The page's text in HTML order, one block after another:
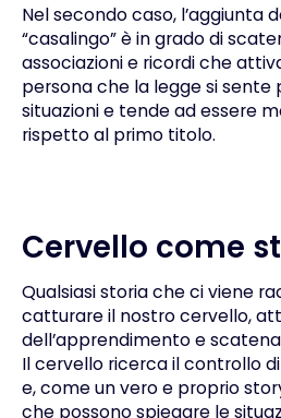
Nel secondo caso, l’aggiunta
“casalingo” è in grado di
associazioni e ricordi che
persona che la legge si
situazioni e tende ad essere
rispetto al primo titolo.
Cervello come
Qualsiasi storia che ci viene
catturare il nostro cervello,
dell’apprendimento e
Il cervello ricerca il controllo
e, come un vero e proprio
che possono spiegare le